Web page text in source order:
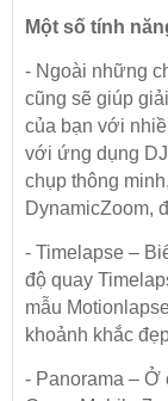
Một số tính
- Ngoài những
cũng sẽ giúp
của bạn với
với ứng dụng
chụp thông
DynamicZoom,
- Timelapse –
độ quay
mẫu
khoảnh khắc
- Panorama – Ở